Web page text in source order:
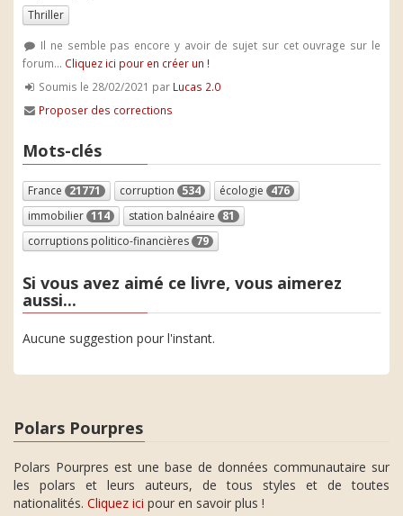
Thriller
Il ne semble pas encore y avoir de sujet sur cet ouvrage sur le
forum... Cliquez ici pour en créer un !
Soumis le 28/02/2021 par Lucas 2.0
Proposer des corrections
Mots-clés
France 21771 corruption 534 écologie 476
immobilier 114 station balnéaire 81
corruptions politico-financières 79
Si vous avez aimé ce livre, vous aimerez
aussi...
Aucune suggestion pour l'instant.
Polars Pourpres
Polars Pourpres est une base de données communautaire sur
les polars et leurs auteurs, de tous styles et de toutes
nationalités. Cliquez ici pour en savoir plus !